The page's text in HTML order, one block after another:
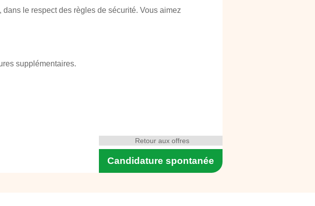
le respect des règles de sécurité. Vous aimez
supplémentaires.
Candidature spontanée
Retour aux offres